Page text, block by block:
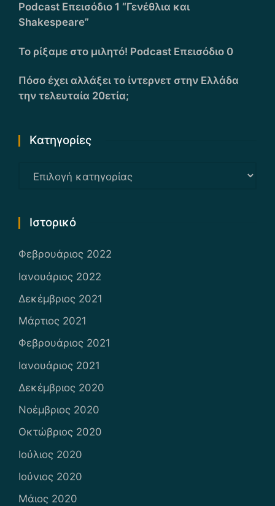
Podcast Επεισόδιο 1 “Γενέθλια και
Shakespeare”
Το ρίξαμε στο μιλητό! Podcast Επεισόδιο 0
Πόσο έχει αλλάξει το ίντερνετ στην Ελλάδα
την τελευταία 20ετία;
Kατηγορίες
Kατηγορίες
Ιστορικό
Φεβρουάριος 2022
Ιανουάριος 2022
Δεκέμβριος 2021
Μάρτιος 2021
Φεβρουάριος 2021
Ιανουάριος 2021
Δεκέμβριος 2020
Νοέμβριος 2020
Οκτώβριος 2020
Ιούλιος 2020
Ιούνιος 2020
Μάιος 2020